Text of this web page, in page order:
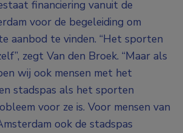
financiering vanuit de
voor de begeleiding om
aanbod te vinden. “Het sporten
zegt Van den Broek. “Maar als
wij ook mensen met het
stadspas als het sporten
voor ze is. Voor mensen van
ook de stadspas